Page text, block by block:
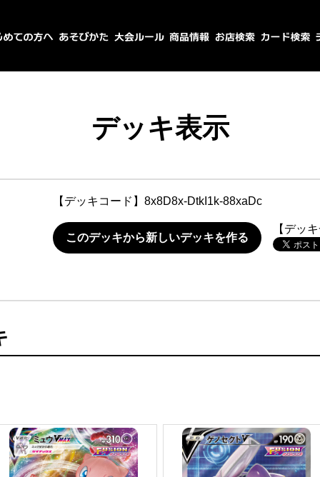
デッキ表示
【デッキコード】 8x8D8x-DtkI1k-88xaDc
このデッキから新しいデッキを作る
【デッ